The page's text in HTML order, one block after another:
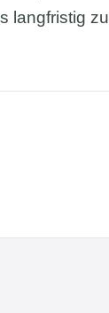
langfristig zu